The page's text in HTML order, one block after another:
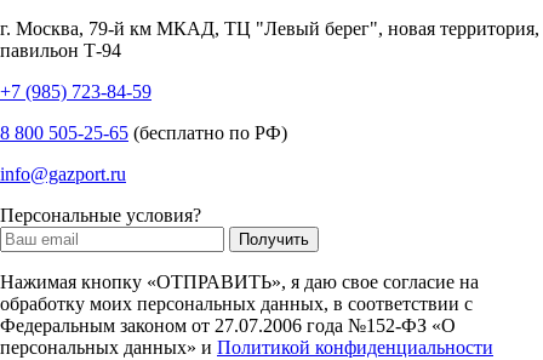
г. Москва, 79-й км МКАД, ТЦ "Левый берег", новая территория,
павильон Т-94
+7 (985) 723-84-59
8 800 505-25-65 (бесплатно по РФ)
info@gazport.ru
Персональные условия?
Нажимая кнопку «ОТПРАВИТЬ», я даю свое согласие на
обработку моих персональных данных, в соответствии с
Федеральным законом от 27.07.2006 года №152-ФЗ «О
персональных данных» и Политикой конфиденциальности